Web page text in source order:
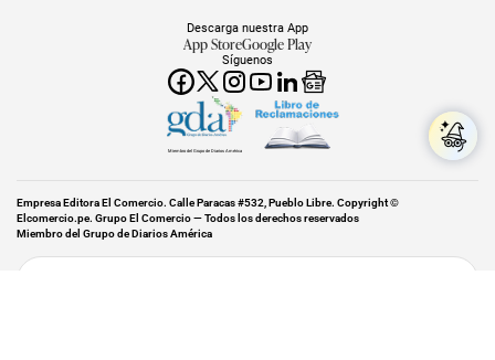
Síguenos
Descarga nuestra App
App StoreGoogle Play
Miembro del Grupo de Diarios América
Empresa Editora El Comercio. Calle Paracas #532, Pueblo Libre. Copyright ©
Elcomercio.pe. Grupo El Comercio — Todos los derechos reservados
Miembro del Grupo de Diarios América